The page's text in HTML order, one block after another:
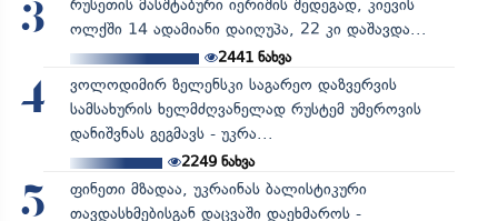
3
რუსეთის მასშტაბური იერიშის შედეგად, კიევის
ოლქში 14 ადამიანი დაიღუპა, 22 კი დაშავდა...
2441ნახვა
4
ვოლოდიმირ ზელენსკი საგარეო დაზვერვის
სამსახურის ხელმძღვანელად რუსტემ უმეროვის
დანიშვნას გეგმავს - უკრა...
2249ნახვა
5
ფინეთი მზადაა, უკრაინას ბალისტიკური
თავდასხმებისგან დაცვაში დაეხმაროს -